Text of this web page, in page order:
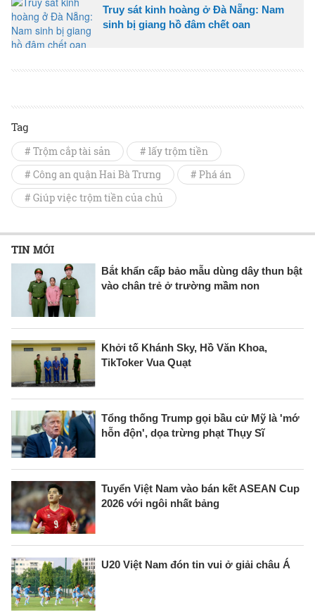
Truy sát kinh hoàng ở Đà Nẵng: Nam
sinh bị giang hồ đâm chết oan
Tag
# Trộm cắp tài sản
# lấy trộm tiền
# Công an quận Hai Bà Trưng
# Phá án
# Giúp việc trộm tiền của chủ
TIN MỚI
Bắt khẩn cấp bảo mẫu dùng dây thun bật
vào chân trẻ ở trường mầm non
Khởi tố Khánh Sky, Hồ Văn Khoa,
TikToker Vua Quạt
Tổng thống Trump gọi bầu cử Mỹ là 'mớ
hỗn độn', dọa trừng phạt Thụy Sĩ
Tuyển Việt Nam vào bán kết ASEAN Cup
2026 với ngôi nhất bảng
U20 Việt Nam đón tin vui ở giải châu Á